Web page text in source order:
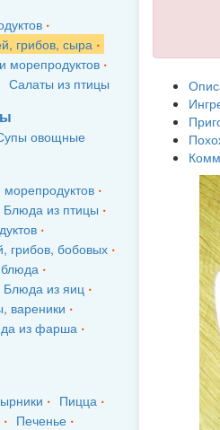
грибов, сыра
морепродуктов
Салаты из птицы
овощные
Блюда из птицы
грибов, бобовых
Блюда из яиц
вареники
из фарша
Пицца
Печенье